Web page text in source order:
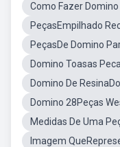
Como Fazer
PeçasEmpilhado
PeçasDe Domino
Domino Toasas
Domino De
Domino 28Peças
Medidas De Uma
Imagem